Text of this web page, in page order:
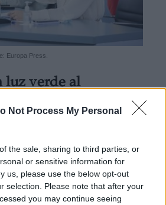
Not Process My Personal
the sale, sharing to third parties, or
or sensitive information for
us, please use the below opt-out
selection. Please note that after your
you may continue seeing
Europa Press.
luz verde al
la Ley de Vivienda
será aumentar la oferta de
el foco en los colectivos
link